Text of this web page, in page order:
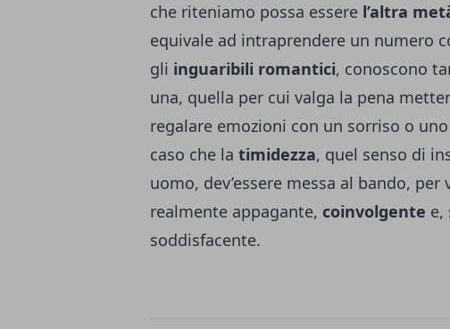
che riteniamo possa essere l’altra
equivale ad intraprendere un numero
gli inguaribili romantici, conoscono
una, quella per cui valga la pena
regalare emozioni con un sorriso o
caso che la timidezza, quel senso di
uomo, dev’essere messa al bando, per
realmente appagante, coinvolgente e,
soddisfacente.